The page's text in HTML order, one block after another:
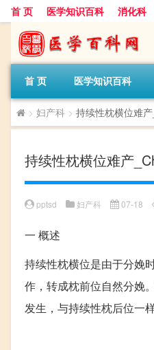
首 页 医学知识百科 消化科
首 页 医学知识百科
> 妇产科 > 持续性枕横位难
持续性枕横位难产
pptsd 妇产科 07-18
一 概述
持续性枕横位是由于分娩
作，转成枕前位自然分娩
发生，与持续性枕后位一